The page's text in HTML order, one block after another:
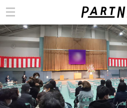
カテゴリ